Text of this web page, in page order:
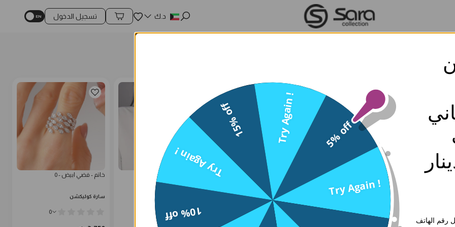
د.ك المفضلة
محتويات السلة
تسجيل الدخول
طقم سهرة ماركيز سنبلة
سارة كوليكشن
0
طقم جذّاب ماركيز مذهب
سارة كوليكشن
0
طقم تنس فضي ناعم خاتم - فضي ابيض - 0
سارة كوليكشن
0
5% off
Try Again !
10% off
Try Again !
15% off Try Again !
30 دينار
رقم الهاتف